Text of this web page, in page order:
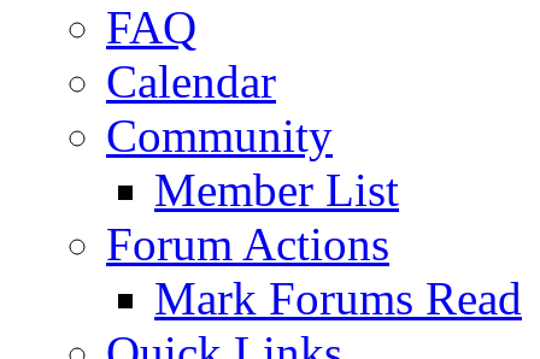
FAQ
Calendar
Community
Member List
Forum Actions
Mark Forums Read